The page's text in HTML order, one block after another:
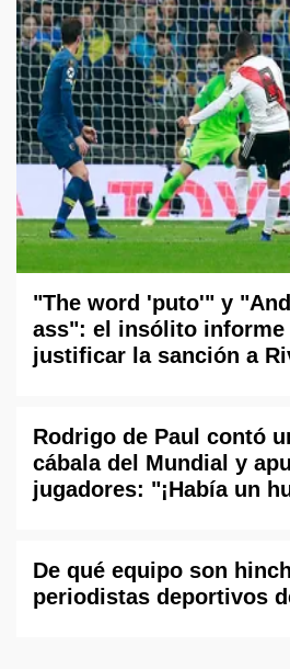
"The word 'puto'" y
ass": el insólito informe
justificar la sanción a
Rodrigo de Paul contó
cábala del Mundial y
jugadores: "¡Había un
De qué equipo son
periodistas deportivos